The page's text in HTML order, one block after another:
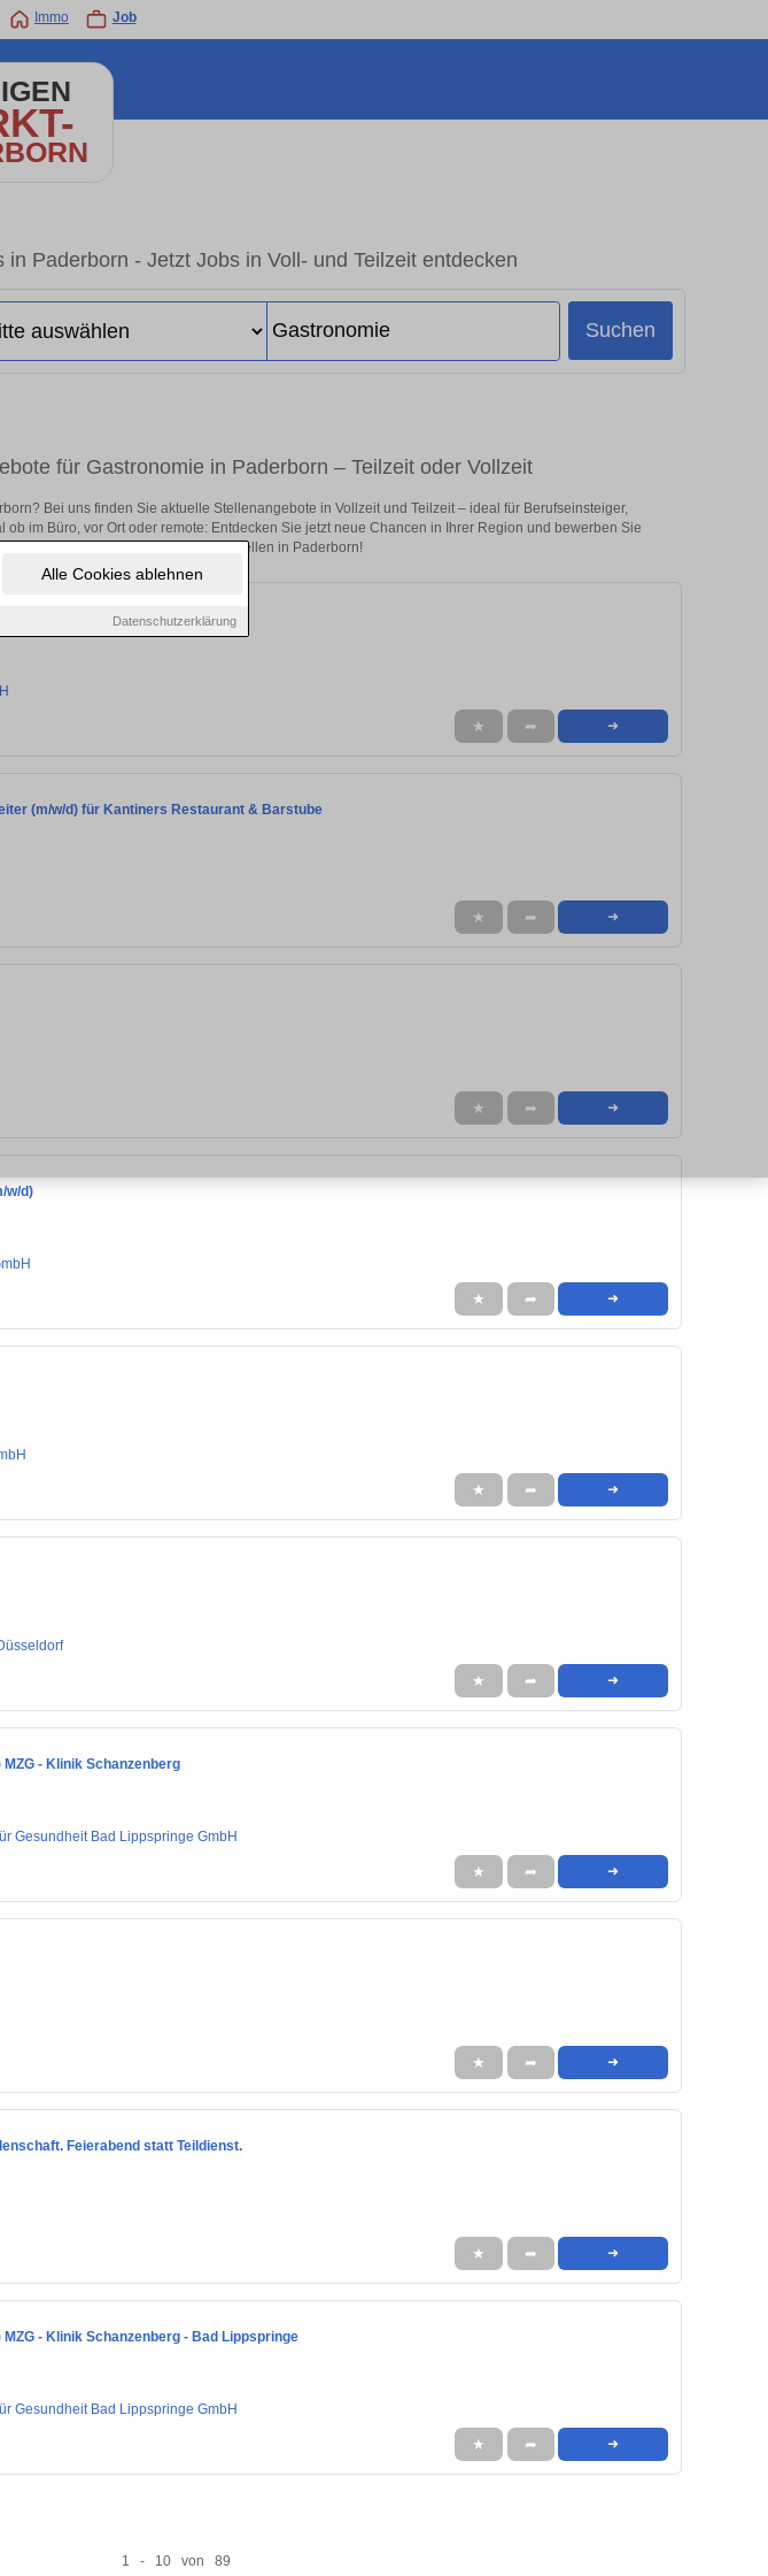
Alle Cookies ablehnen
Datenschutzerklärung
Immo Job
in Paderborn - Jetzt Jobs in Voll- und Teilzeit entdecken
Suchen
für Gastronomie in Paderborn – Teilzeit oder Vollzeit
Bei uns finden Sie aktuelle Stellenangebote in Vollzeit und Teilzeit – ideal für Berufseinsteiger,
ob im Büro, vor Ort oder remote: Entdecken Sie jetzt neue Chancen in Ihrer Region und bewerben Sie
direkt auf passende Gastronomie-Stellen in Paderborn!
d)
★ ➦ ➜
(m/w/d) für Kantiners Restaurant & Barstube
★ ➦ ➜
★ ➦ ➜
w/d)
★ ➦ ➜
★ ➦ ➜
★ ➦ ➜
- Klinik Schanzenberg
Gesundheit Bad Lippspringe GmbH
★ ➦ ➜
★ ➦ ➜
Feierabend statt Teildienst.
★ ➦ ➜
- Klinik Schanzenberg - Bad Lippspringe
Gesundheit Bad Lippspringe GmbH
★ ➦ ➜
1 - 10 von 89